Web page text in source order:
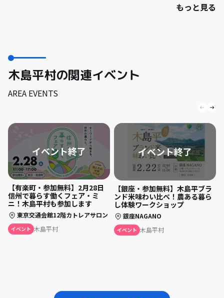
もっと見る
木島平村の関連イベント
AREA EVENTS
【有楽町・参加無料】2月28日
信州で暮らす働くフェア・ミ
ニ！木島平村も参加します
東京交通会館12階カトレアサロン
イベント 木島平村
【銀座・参加無料】木島平ブラ
ンド米味わい比べ！農ある暮ら
し体験ワークショップ
銀座NAGANO
イベント 木島平村